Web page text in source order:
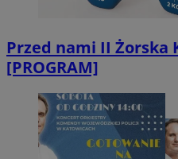
Przed nami II Żorska
[PROGRAM]